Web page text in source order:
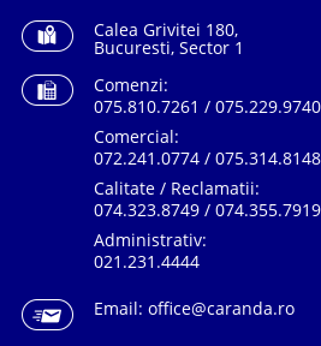
Calea Grivitei 180,
Bucuresti, Sector 1
Comenzi:
075.810.7261 / 075.229.9740
Comercial:
072.241.0774 / 075.314.8148
Calitate / Reclamatii:
074.323.8749 / 074.355.7919
Administrativ:
021.231.4444
Email: office@caranda.ro